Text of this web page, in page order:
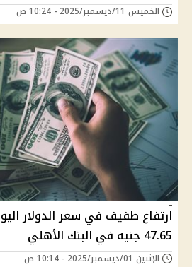
الخميس 11/ديسمبر/2025 - 10:24 ص
ارتفاع طفيف في سعر الدولار
47.65 جنيه في البنك الأهلي
الإثنين 01/ديسمبر/2025 - 10:14 ص